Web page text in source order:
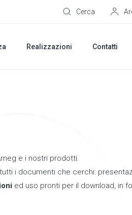
Cerca
Realizzazioni Contatti
e i nostri prodotti.
i documenti che cerchi:
ed uso pronti per il download, in